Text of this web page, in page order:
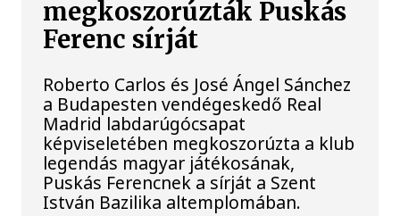
megkoszorúzták Puskás
Ferenc sírját
Roberto Carlos és José Ángel Sánchez
a Budapesten vendégeskedő Real
Madrid labdarúgócsapat
képviseletében megkoszorúzta a klub
legendás magyar játékosának,
Puskás Ferencnek a sírját a Szent
István Bazilika altemplomában.